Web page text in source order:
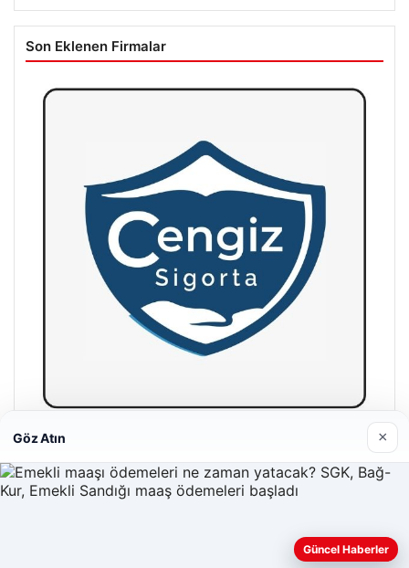
Son Eklenen Firmalar
Hastaş Beton
26/05/2026
Web sitemizi nasıl kullandığınızı daha iyi anlayabilmek,
Göz Atın ×
Güncel Haberler